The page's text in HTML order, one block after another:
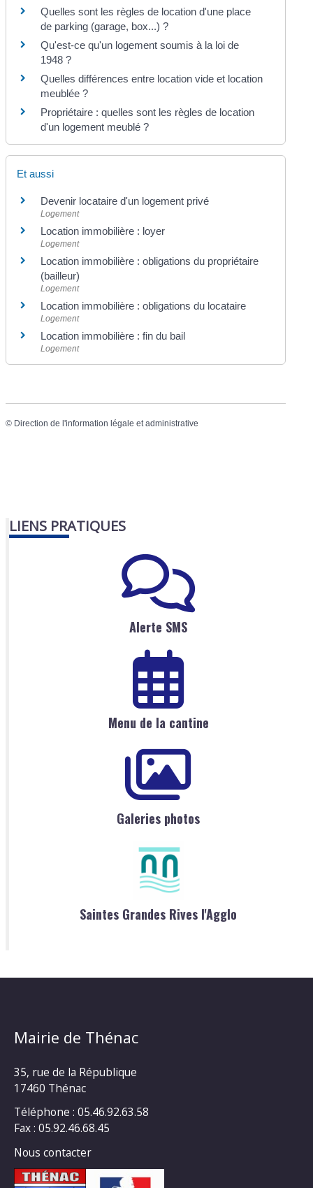
Quelles sont les règles de location d'une place
de parking (garage, box...) ?
Qu'est-ce qu'un logement soumis à la loi de
1948 ?
Quelles différences entre location vide et location
meublée ?
Propriétaire : quelles sont les règles de location
d'un logement meublé ?
Et aussi
Devenir locataire d'un logement privé
Logement
Location immobilière : loyer
Logement
Location immobilière : obligations du propriétaire
(bailleur)
Logement
Location immobilière : obligations du locataire
Logement
Location immobilière : fin du bail
Logement
© Direction de l'information légale et administrative
LIENS PRATIQUES
Alerte SMS
Menu de la cantine
Galeries photos
Saintes Grandes Rives l'Agglo
Mairie de Thénac
35, rue de la République
17460 Thénac
Téléphone : 05.46.92.63.58
Fax : 05.92.46.68.45
Nous contacter